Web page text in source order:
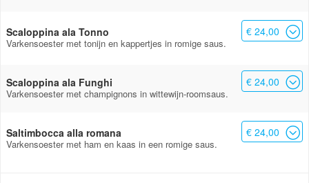
Scaloppina ala Tonno
Varkensoester met tonijn en kappertjes in romige saus.
€ 24,00
Scaloppina ala Funghi
Varkensoester met champignons in wittewijn-roomsaus.
€ 24,00
Saltimbocca alla romana
Varkensoester met ham en kaas in een romige saus.
€ 24,00